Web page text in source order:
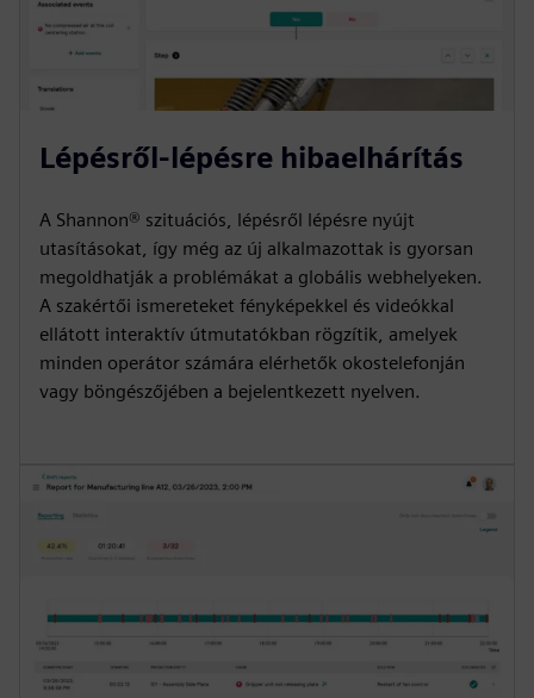
Lépésről-lépésre hibaelhárítás
A Shannon® szituációs, lépésről lépésre nyújt
utasításokat, így még az új alkalmazottak is gyorsan
megoldhatják a problémákat a globális webhelyeken.
A szakértői ismereteket fényképekkel és videókkal
ellátott interaktív útmutatókban rögzítik, amelyek
minden operátor számára elérhetők okostelefonján
vagy böngészőjében a bejelentkezett nyelven.